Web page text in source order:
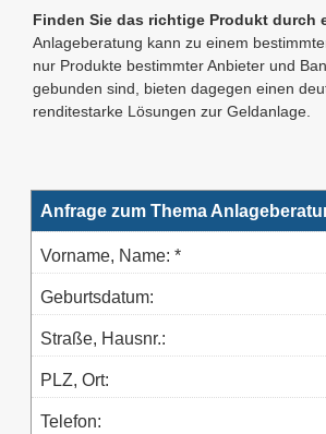
Finden Sie das richtige Produkt durch
Anlageberatung kann zu einem
nur Produkte bestimmter Anbieter und
gebunden sind, bieten dagegen einen
renditestarke Lösungen zur Geldanlage.
Anfrage zum Thema
Vorname, Name: *
Geburts­datum:
Straße, Hausnr.:
PLZ, Ort:
Telefon: